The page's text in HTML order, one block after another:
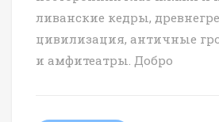
ливанские кедры,
цивилизация, античные
и амфитеатры. Добро